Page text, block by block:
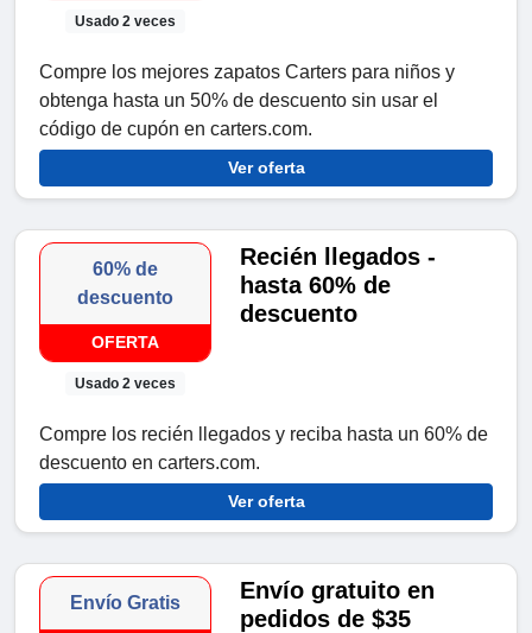
Usado 2 veces
Compre los mejores zapatos Carters para niños y
obtenga hasta un 50% de descuento sin usar el
código de cupón en carters.com.
Ver oferta
60% de
descuento
OFERTA
Usado 2 veces
Recién llegados -
hasta 60% de
descuento
Compre los recién llegados y reciba hasta un 60% de
descuento en carters.com.
Ver oferta
Envío Gratis
Envío gratuito en
pedidos de $35